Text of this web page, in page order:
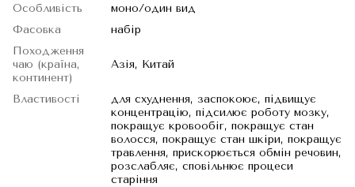
Особливість
моно/один вид
Фасовка
набір
Походження
чаю (країна,
континент)
Азія, Китай
Властивості
для схуднення, заспокоює, підвищує
концентрацію, підсилює роботу мозку,
покращує кровообіг, покращує стан
волосся, покращує стан шкіри, покращує
травлення, прискорюється обмін речовин,
розслабляє, сповільнює процеси
старіння